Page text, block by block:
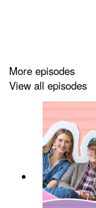
Löydät meidät
More episodes
View all episodes